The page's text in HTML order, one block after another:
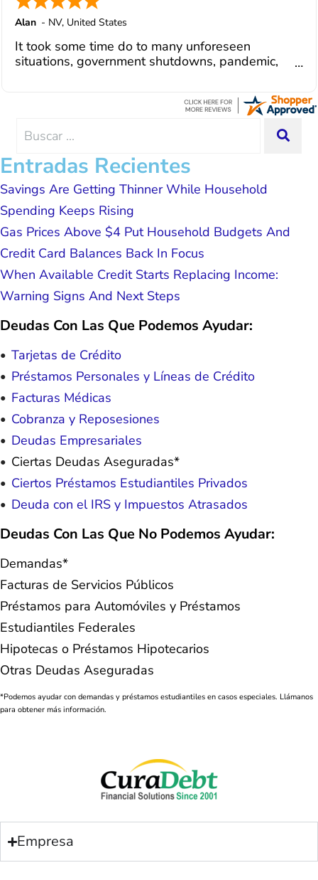
team of professionals who are
courteous, knowledgeable and are
debt management unique to me and my
situation. Each person I have worked
hope. I look forward to better days for
possible because of J Miller, and I am
Alan - NV, United States
It took some time do to many unforeseen
situations, government shutdowns, pandemic,
Search
Entradas Recientes
Savings Are Getting Thinner While Household
Spending Keeps Rising
Gas Prices Above $4 Put Household Budgets And
Credit Card Balances Back In Focus
When Available Credit Starts Replacing Income:
Warning Signs And Next Steps
Deudas Con Las Que Podemos Ayudar:
Tarjetas de Crédito
Préstamos Personales y Líneas de Crédito
Facturas Médicas
Cobranza y Reposesiones
Deudas Empresariales
Ciertas Deudas Aseguradas*
Ciertos Préstamos Estudiantiles Privados
Deuda con el IRS y Impuestos Atrasados
Deudas Con Las Que No Podemos Ayudar:
Demandas*
Facturas de Servicios Públicos
Préstamos para Automóviles y Préstamos
Estudiantiles Federales
Hipotecas o Préstamos Hipotecarios
Otras Deudas Aseguradas
*Podemos ayudar con demandas y préstamos estudiantiles en casos especiales. Llámanos
para obtener más información.
Empresa